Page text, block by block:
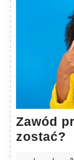
Zawód
zostać?